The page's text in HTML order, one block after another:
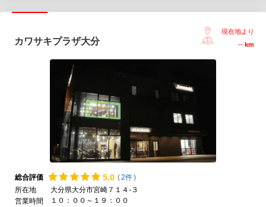
カワサキプラザ大分
現在地より
-- km
総合評価 5.0 (2件)
所在地
大分県大分市宮崎７１４-３
営業時間
１０：００～１９：００